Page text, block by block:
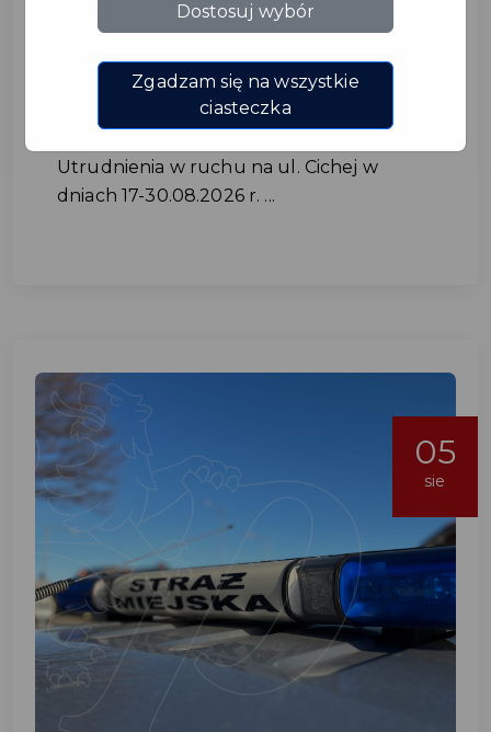
Utrudnienia w ruchu na ul.
Cichej w dniach 17-
30.08.2026 r.
Utrudnienia w ruchu na ul. Cichej w
dniach 17-30.08.2026 r. ...
05
sie
Dostosuj wybór
Zgadzam się na wszystkie
ciasteczka